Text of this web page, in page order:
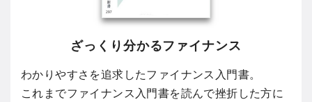
ざっくり分かるファイナンス
わかりやすさを追求したファイナンス入門書。
これまでファイナンス入門書を読んで挫折した方に